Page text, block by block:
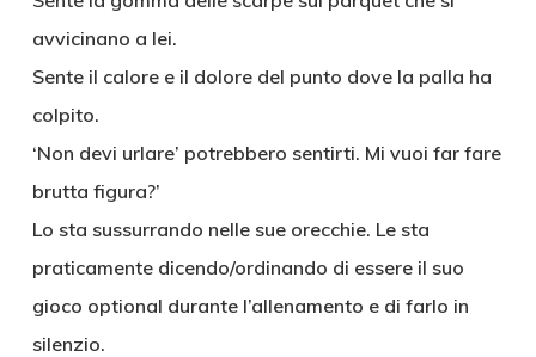
avvicinano a lei.
Sente il calore e il dolore del punto dove la palla ha
colpito.
‘Non devi urlare’ potrebbero sentirti. Mi vuoi far fare
brutta figura?’
Lo sta sussurrando nelle sue orecchie. Le sta
praticamente dicendo/ordinando di essere il suo
gioco optional durante l’allenamento e di farlo in
silenzio.